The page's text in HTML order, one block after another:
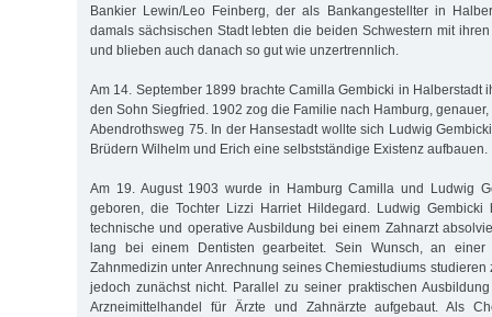
Bankier Lewin/Leo Feinberg, der als Bankangestellter in
damals sächsischen Stadt lebten die beiden Schwestern mit
und blieben auch danach so gut wie unzertrennlich.
Am 14. September 1899 brachte Camilla Gembicki in Halberstadt
den Sohn Siegfried. 1902 zog die Familie nach Hamburg,
Abendrothsweg 75. In der Hansestadt wollte sich Ludwig
Brüdern Wilhelm und Erich eine selbstständige Existenz aufbauen.
Am 19. August 1903 wurde in Hamburg Camilla und Ludwig
geboren, die Tochter Lizzi Harriet Hildegard. Ludwig
technische und operative Ausbildung bei einem Zahnarzt
lang bei einem Dentisten gearbeitet. Sein Wunsch, an einer
Zahnmedizin unter Anrechnung seines Chemiestudiums studieren
jedoch zunächst nicht. Parallel zu seiner praktischen
Arzneimittelhandel für Ärzte und Zahnärzte aufgebaut. Als